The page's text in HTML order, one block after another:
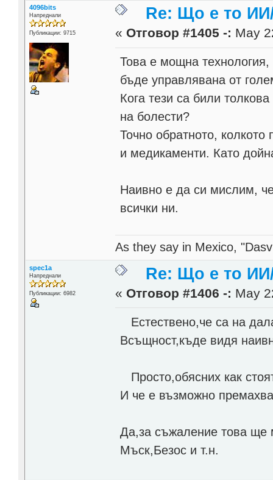
4096bits
Напреднали
Публикации: 9715
Re: Що е то
« Отговор #1405 -: May
Това е мощна
бъде управлявана от
Кога тези са били
на болести?
Точно обратното,
и медикаменти. Като
Наивно е да си мислим,
всички ни.
As they say in Mexico,
spec1a
Напреднали
Публикации: 6982
Re: Що е то
« Отговор #1406 -: May
Естествено,че са на
Всъщност,къде видя
Просто,обясних как
И че е възможно
Да,за съжаление това ще
Мъск,Безос и т.н.